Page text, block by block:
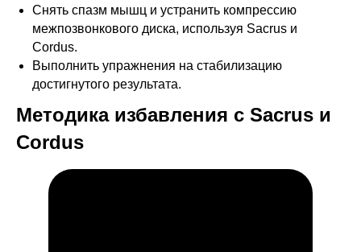
Cнять спазм мышц и устранить компрессию
межпозвонкового диска, используя Sacrus и
Cordus.
Выполнить упражнения на стабилизацию
достигнутого результата.
Методика избавления с Sacrus и
Cordus